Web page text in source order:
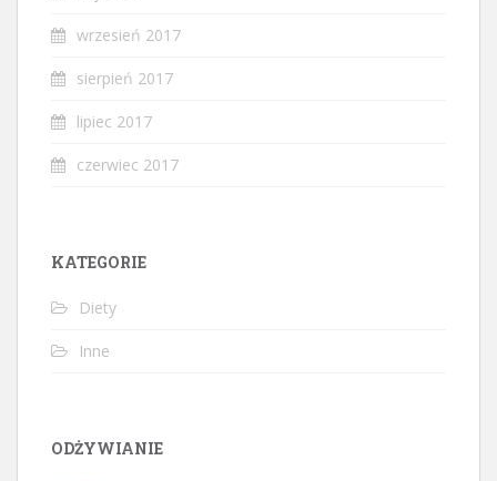
wrzesień 2017
sierpień 2017
lipiec 2017
czerwiec 2017
KATEGORIE
Diety
Inne
ODŻYWIANIE